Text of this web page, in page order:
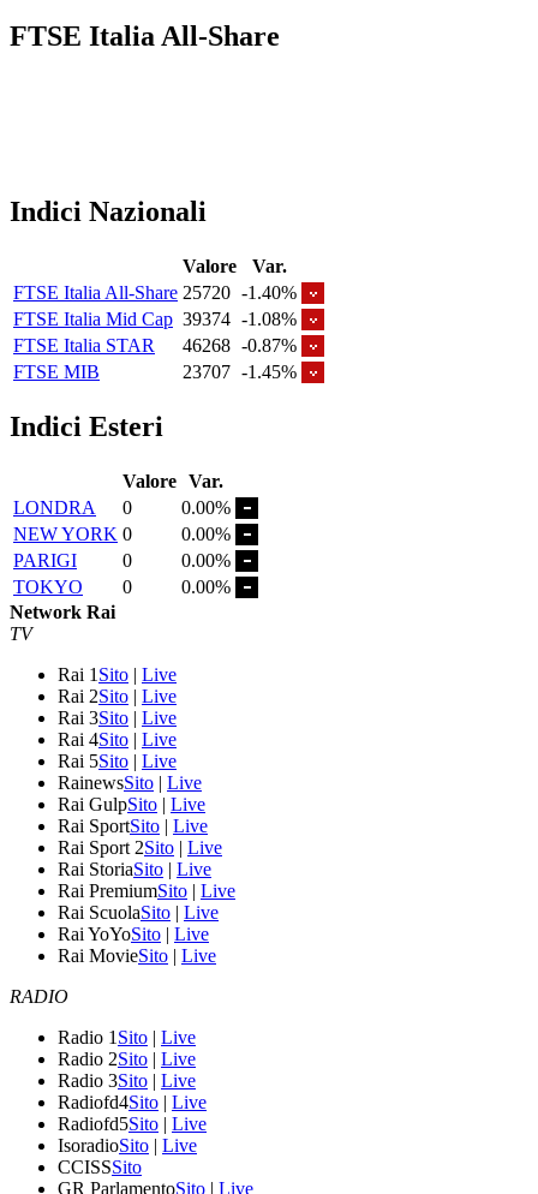
FTSE Italia All-Share
Indici Nazionali
Valore
Var.
FTSE Italia All-Share 25720 -1.40%
FTSE Italia Mid Cap 39374 -1.08%
FTSE Italia STAR
46268 -0.87%
FTSE MIB
23707 -1.45%
Indici Esteri
Valore Var.
LONDRA
0
0.00%
NEW YORK 0
0.00%
PARIGI
0
0.00%
TOKYO
0
0.00%
Network Rai
TV
Rai 1 Sito | Live
Rai 2Sito | Live
Rai 3Sito | Live
Rai 4Sito | Live
Rai 5Sito | Live
RainewsSito | Live
Rai GulpSito | Live
Rai SportSito | Live
Rai Sport 2Sito | Live
Rai StoriaSito | Live
Rai PremiumSito | Live
Rai ScuolaSito | Live
Rai YoYoSito | Live
Rai MovieSito | Live
RADIO
Radio 1 Sito | Live
Radio 2Sito | Live
Radio 3Sito | Live
Radiofd4Sito | Live
Radiofd5Sito | Live
IsoradioSito | Live
CCISSSito
GR ParlamentoSito | Live